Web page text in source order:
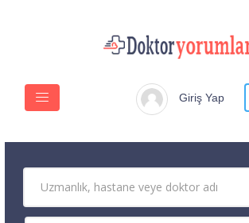
Giriş Yap